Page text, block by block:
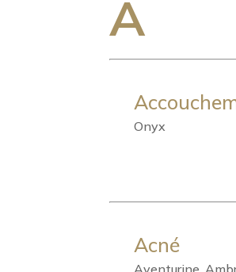
A
Onyx
Acné
Aventurine,